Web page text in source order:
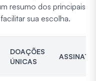
resumo dos principais
sua escolha.
DOAÇÕES
ÚNICAS